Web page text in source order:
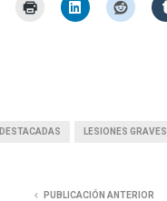
DESTACADAS LESIONES GRAVES
PUBLICACIÓN ANTERIOR